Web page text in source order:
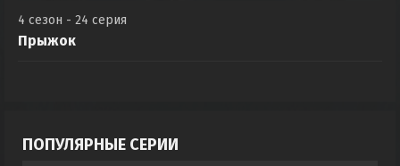
4 сезон - 24 серия
Прыжок
ПОПУЛЯРНЫЕ СЕРИИ